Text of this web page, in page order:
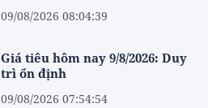
09/08/2026 08:04:39
Giá tiêu hôm nay 9/8/2026: Duy
trì ổn định
09/08/2026 07:54:54